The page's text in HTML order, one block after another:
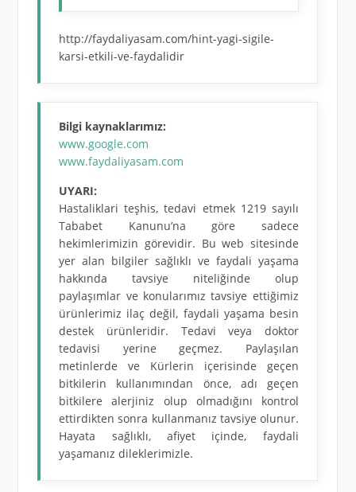
http://faydaliyasam.com/hint-yagi-sigile-
karsi-etkili-ve-faydalidir
Bilgi kaynaklarımız:
www.google.com
www.faydaliyasam.com
UYARI:
Hastaliklari teşhis, tedavi etmek 1219 sayılı
Tababet Kanunu’na göre sadece
hekimlerimizin görevidir. Bu web sitesinde
yer alan bilgiler sağlıklı ve faydali yaşama
hakkında tavsiye niteliğinde olup
paylaşımlar ve konularımız tavsiye ettiğimiz
ürünlerimiz ilaç değil, faydali yaşama besin
destek ürünleridir. Tedavi veya doktor
tedavisi yerine geçmez. Paylaşılan
metinlerde ve Kürlerin içerisinde geçen
bitkilerin kullanımından önce, adı geçen
bitkilere alerjiniz olup olmadığını kontrol
ettirdikten sonra kullanmanız tavsiye olunur.
Hayata sağlıklı, afiyet içinde, faydali
yaşamanız dileklerimizle.